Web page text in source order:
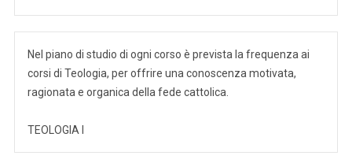
Nel piano di studio di ogni corso è prevista la frequenza ai
corsi di Teologia, per offrire una conoscenza motivata,
ragionata e organica della fede cattolica.
TEOLOGIA I